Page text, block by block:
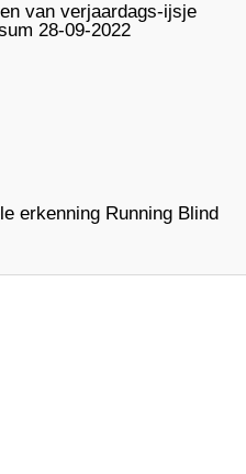
van verjaardags-ijsje
28-09-2022
erkenning Running Blind